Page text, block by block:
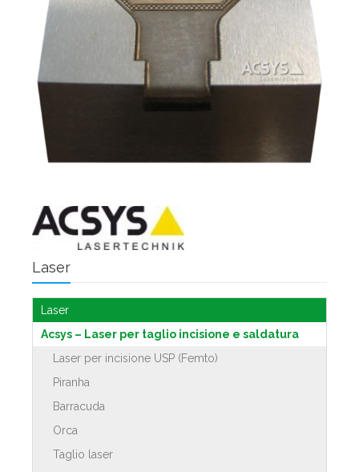
Laser
Laser
Acsys – Laser per taglio incisione e saldatura
Laser per incisione USP (Femto)
Piranha
Barracuda
Orca
Taglio laser